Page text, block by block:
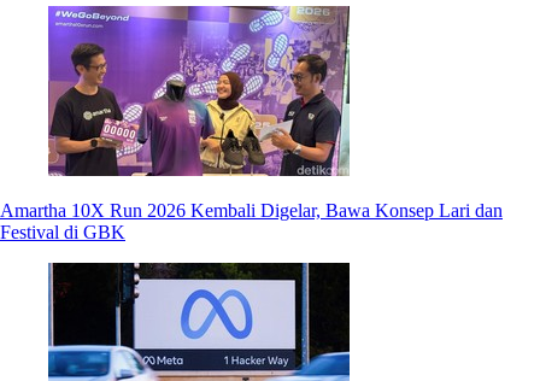
Amartha 10X Run 2026 Kembali Digelar, Bawa Konsep Lari dan
Festival di GBK